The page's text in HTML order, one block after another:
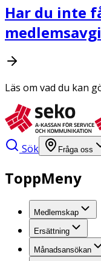
Har du inte
Läs om vad du kan
Sök Fråga oss
ToppMeny
Medlemskap
Ersättning
Månadsansökan